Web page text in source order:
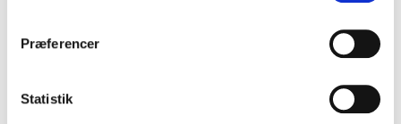
Præferencer
Statistik